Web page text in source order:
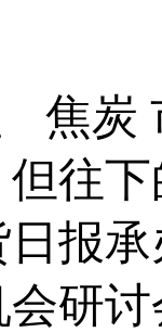
焦炭
往
日报
研